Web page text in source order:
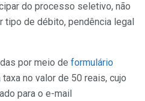
do processo seletivo, não
tipo de débito, pendência legal
por meio de formulário
no valor de 50 reais, cujo
para o e-mail